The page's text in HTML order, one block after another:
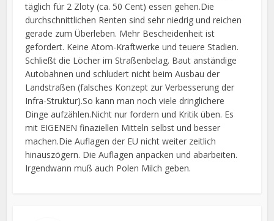
täglich für 2 Zloty (ca. 50 Cent) essen gehen.Die
durchschnittlichen Renten sind sehr niedrig und reichen
gerade zum Überleben. Mehr Bescheidenheit ist
gefordert. Keine Atom-Kraftwerke und teuere Stadien.
Schließt die Löcher im Straßenbelag. Baut anständige
Autobahnen und schludert nicht beim Ausbau der
Landstraßen (falsches Konzept zur Verbesserung der
Infra-Struktur).So kann man noch viele dringlichere
Dinge aufzählen.Nicht nur fordern und Kritik üben. Es
mit EIGENEN finaziellen Mitteln selbst und besser
machen.Die Auflagen der EU nicht weiter zeitlich
hinauszögern. Die Auflagen anpacken und abarbeiten.
Irgendwann muß auch Polen Milch geben.